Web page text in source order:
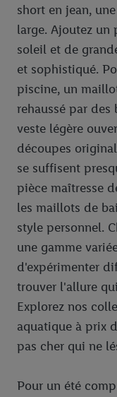
short en jean,
large. Ajoutez un
soleil et de
et sophistiqué.
piscine, un
rehaussé par
veste légère
découpes
se suffisent
pièce maîtresse
les maillots de
style personnel.
une gamme
d'expérimenter
trouver l'allure
Explorez nos
aquatique à prix
pas cher qui ne
Pour un été